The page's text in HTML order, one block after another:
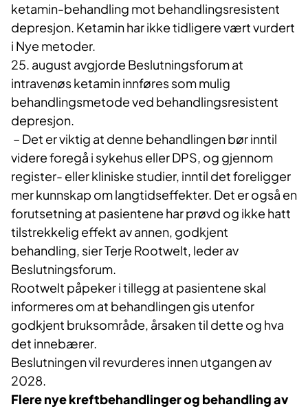
ketamin-behandling mot behandlingsresistent
depresjon. Ketamin har ikke tidligere vært vurdert
i Nye metoder.
25. august avgjorde Beslutningsforum at
intravenøs ketamin innføres som mulig
behandlingsmetode ved behandlingsresistent
depresjon.
– Det er viktig at denne behandlingen bør inntil
videre foregå i sykehus eller DPS, og gjennom
register- eller kliniske studier, inntil det foreligger
mer kunnskap om langtidseffekter. Det er også en
forutsetning at pasientene har prøvd og ikke hatt
tilstrekkelig effekt av annen, godkjent
behandling, sier Terje Rootwelt, leder av
Beslutningsforum.
Rootwelt påpeker i tillegg at pasientene skal
informeres om at behandlingen gis utenfor
godkjent bruksområde, årsaken til dette og hva
det innebærer.
Beslutningen vil revurderes innen utgangen av
2028.
Flere nye kreftbehandlinger og behandling av